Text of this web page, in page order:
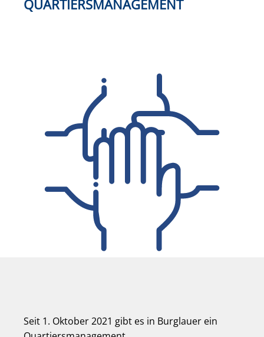
QUARTIERSMANAGEMENT
Seit 1. Oktober 2021 gibt es in Burglauer ein